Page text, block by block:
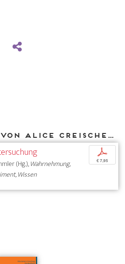
Weitere Texte von Alice Creischer bei DIAPHANES
(Hg.),Wahrnehmung,
Wissen
p
€ 7,95